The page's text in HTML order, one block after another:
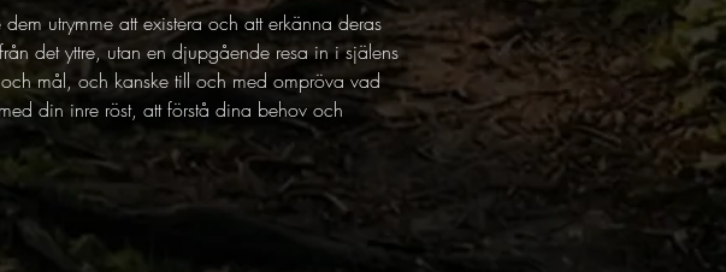
utrymme att existera och att erkänna deras
det yttre, utan en djupgående resa in i själens
mål, och kanske till och med ompröva vad
din inre röst, att förstå dina behov och